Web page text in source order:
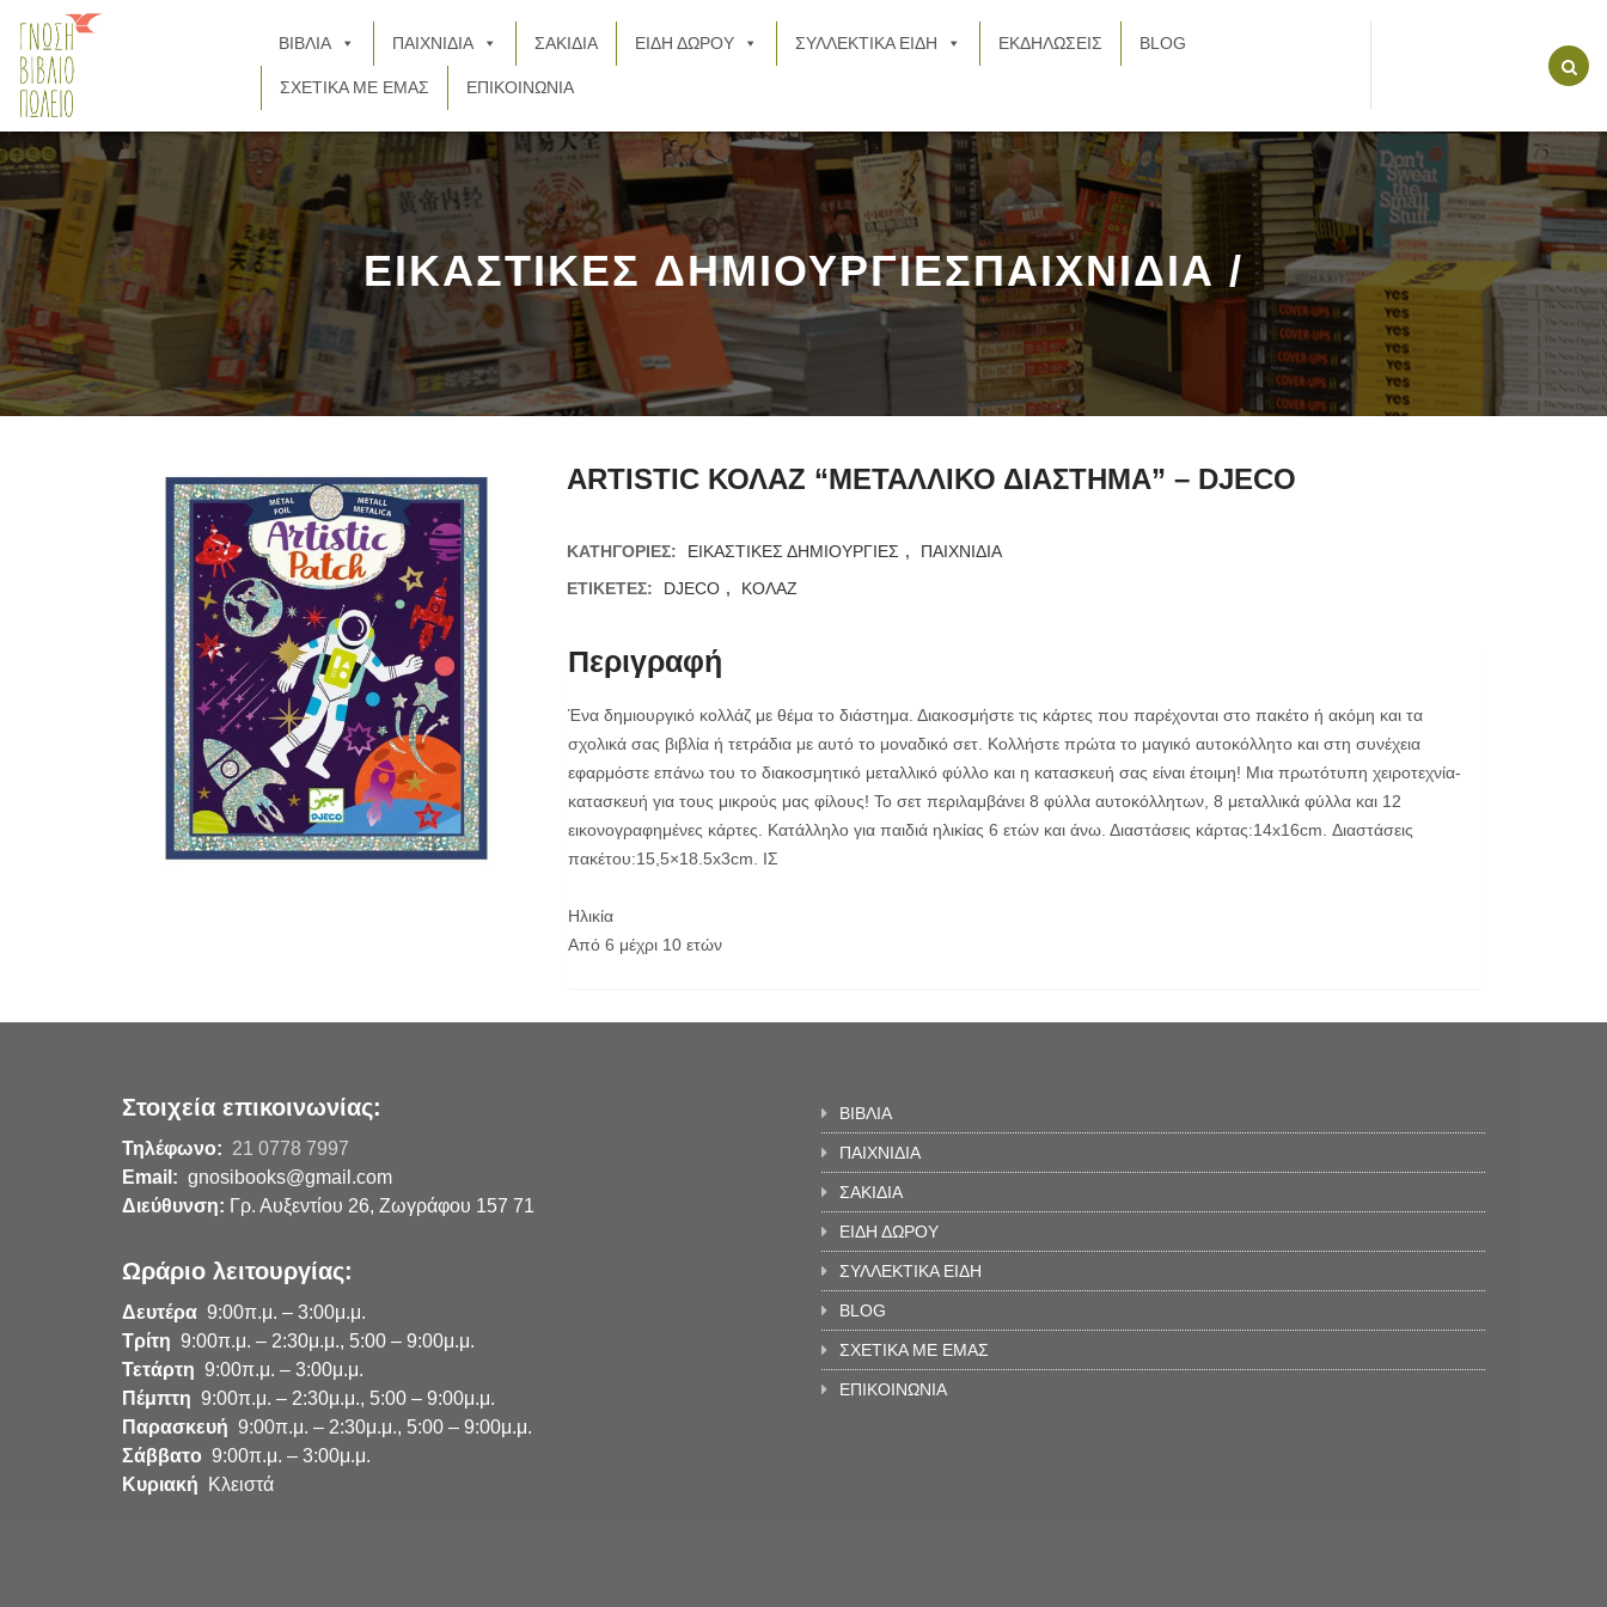
ΒΙΒΛΙΑ ΠΑΙΧΝΙΔΙΑ ΣΑΚΙΔΙΑ ΕΙΔΗ ΔΩΡΟΥ ΣΥΛΛΕΚΤΙΚΑ ΕΙΔΗ ΕΚΔΗΛΩΣΕΙΣ BLOG
ΣΧΕΤΙΚΑ ΜΕ ΕΜΑΣ ΕΠΙΚΟΙΝΩΝΙΑ
ΕΙΚΑΣΤΙΚΕΣ ΔΗΜΙΟΥΡΓΙΕΣΠΑΙΧΝΙΔΙΑ /
ARTISTIC ΚΟΛΑΖ “ΜΕΤΑΛΛΙΚΟ ΔΙΑΣΤΗΜΑ” – DJECO
ΚΑΤΗΓΟΡΊΕΣ: ΕΙΚΑΣΤΙΚΕΣ ΔΗΜΙΟΥΡΓΙΕΣ ,
ΠΑΙΧΝΙΔΙΑ
ΕΤΙΚΈΤΕΣ:
DJECO , ΚΟΛΑΖ
Περιγραφή
Ένα δημιουργικό κολλάζ με θέμα το διάστημα. Διακοσμήστε τις κάρτες που παρέχονται στο πακέτο ή ακόμη και τα
σχολικά σας βιβλία ή τετράδια με αυτό το μοναδικό σετ. Κολλήστε πρώτα το μαγικό αυτοκόλλητο και στη συνέχεια
εφαρμόστε επάνω του το διακοσμητικό μεταλλικό φύλλο και η κατασκευή σας είναι έτοιμη! Μια πρωτότυπη χειροτεχνία-
κατασκευή για τους μικρούς μας φίλους! Το σετ περιλαμβάνει 8 φύλλα αυτοκόλλητων, 8 μεταλλικά φύλλα και 12
εικονογραφημένες κάρτες. Κατάλληλο για παιδιά ηλικίας 6 ετών και άνω. Διαστάσεις κάρτας:14x16cm. Διαστάσεις
πακέτου:15,5×18.5x3cm. IΣ
Ηλικία
Από 6 μέχρι 10 ετών
Στοιχεία επικοινωνίας:
Τηλέφωνο: 21 0778 7997
Email: gnosibooks@gmail.com
Διεύθυνση: Γρ. Αυξεντίου 26, Ζωγράφου 157 71
Ωράριο λειτουργίας:
Δευτέρα 9:00π.μ. – 3:00μ.μ.
Τρίτη 9:00π.μ. – 2:30μ.μ., 5:00 – 9:00μ.μ.
Τετάρτη 9:00π.μ. – 3:00μ.μ.
Πέμπτη 9:00π.μ. – 2:30μ.μ., 5:00 – 9:00μ.μ.
Παρασκευή 9:00π.μ. – 2:30μ.μ., 5:00 – 9:00μ.μ.
Σάββατο 9:00π.μ. – 3:00μ.μ.
Κυριακή Κλειστά
ΒΙΒΛΙΑ
ΠΑΙΧΝΙΔΙΑ
ΣΑΚΙΔΙΑ
ΕΙΔΗ ΔΩΡΟΥ
ΣΥΛΛΕΚΤΙΚΑ ΕΙΔΗ
BLOG
ΣΧΕΤΙΚΑ ΜΕ ΕΜΑΣ
ΕΠΙΚΟΙΝΩΝΙΑ